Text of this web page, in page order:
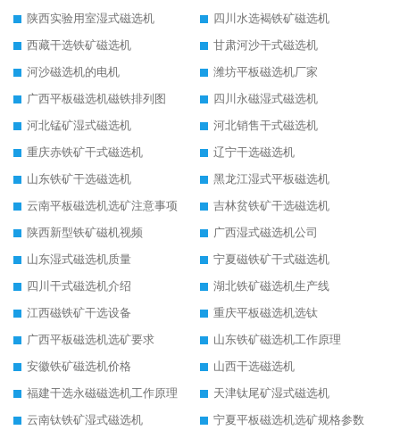
陕西实验用室湿式磁选机
四川水选褐铁矿磁选机
西藏干选铁矿磁选机
甘肃河沙干式磁选机
河沙磁选机的电机
潍坊平板磁选机厂家
广西平板磁选机磁铁排列图
四川永磁湿式磁选机
河北锰矿湿式磁选机
河北销售干式磁选机
重庆赤铁矿干式磁选机
辽宁干选磁选机
山东铁矿干选磁选机
黑龙江湿式平板磁选机
云南平板磁选机选矿注意事项
吉林贫铁矿干选磁选机
陕西新型铁矿磁机视频
广西湿式磁选机公司
山东湿式磁选机质量
宁夏磁铁矿干式磁选机
四川干式磁选机介绍
湖北铁矿磁选机生产线
江西磁铁矿干选设备
重庆平板磁选机选钛
广西平板磁选机选矿要求
山东铁矿磁选机工作原理
安徽铁矿磁选机价格
山西干选磁选机
福建干选永磁磁选机工作原理
天津钛尾矿湿式磁选机
云南钛铁矿湿式磁选机
宁夏平板磁选机选矿规格参数